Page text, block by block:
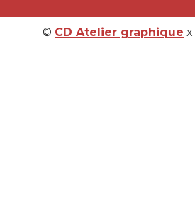
© CD Atelier graphique x